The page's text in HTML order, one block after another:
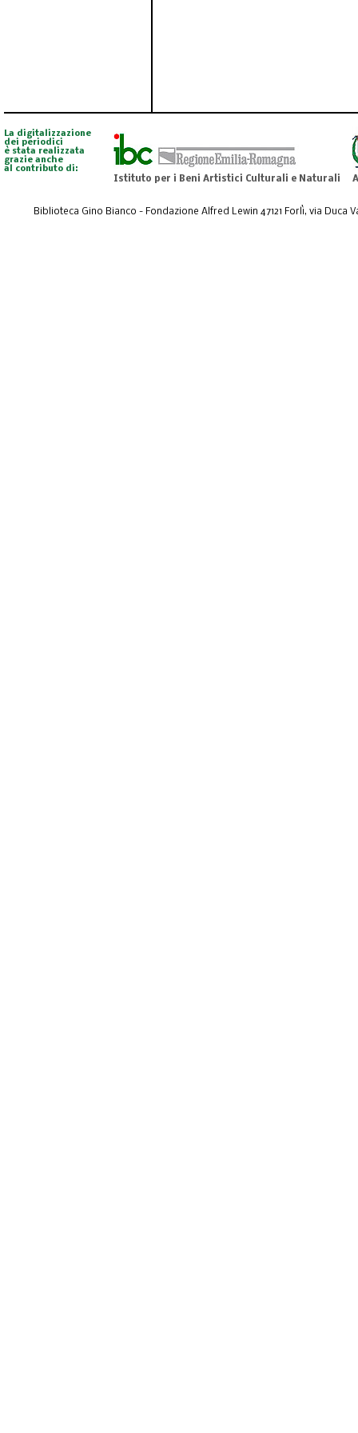
La digitalizzazione
dei periodici
è stata realizzata
grazie anche
al contributo di:
Istituto per i Beni Artistici Culturali e Naturali
Biblioteca Gino Bianco - Fondazione Alfred Lewin 47121 Forlì, via Duca